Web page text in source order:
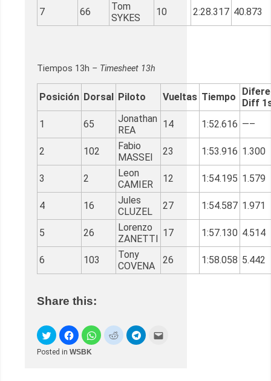
7 66
Tom
SYKES
10 2:28.317 40.873
Tiempos 13h – Timesheet 13h
Posición Dorsal Piloto Vueltas Tiempo
Diff
1
65
Jonathan
REA
14 1:52.616 —–
2 102
Fabio
MASSEI
23 1:53.916 1.300
3 2
Leon
CAMIER
12 1:54.195 1.579
4 16
Jules
CLUZEL
27 1:54.587 1.971
5 26
Lorenzo
ZANETTI
17 1:57.130 4.514
6 103
Tony
COVENA
26 1:58.058 5.442
Share this:
Posted in WSBK